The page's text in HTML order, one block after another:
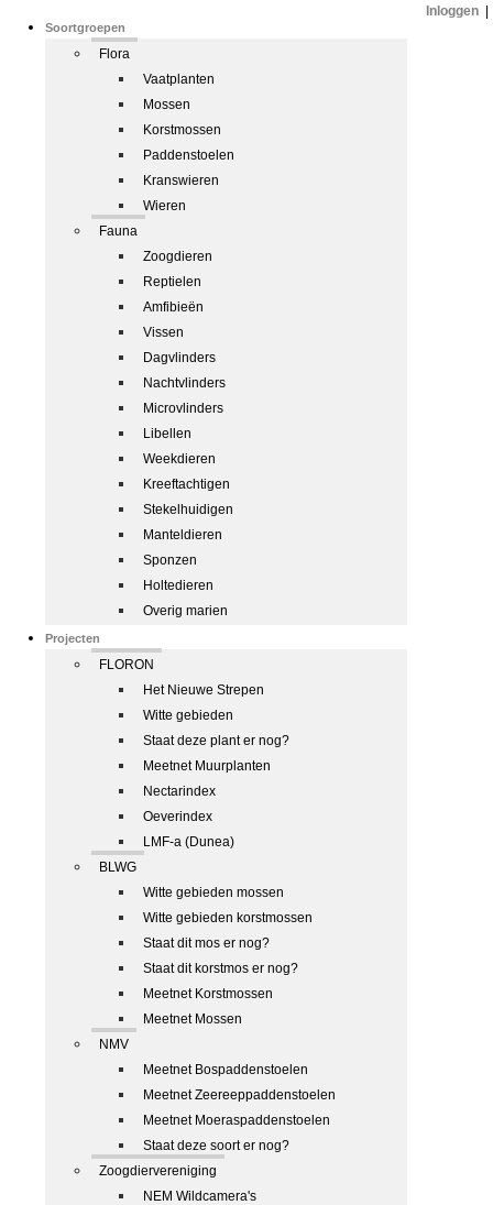
Soortgroepen
Flora
Vaatplanten
Mossen
Korstmossen
Paddenstoelen
Kranswieren
Wieren
Fauna
Zoogdieren
Reptielen
Amfibieën
Vissen
Dagvlinders
Nachtvlinders
Microvlinders
Libellen
Weekdieren
Kreeftachtigen
Stekelhuidigen
Manteldieren
Sponzen
Holtedieren
Overig marien
Projecten
FLORON
Het Nieuwe Strepen
Witte gebieden
Staat deze plant er nog?
Meetnet Muurplanten
Nectarindex
Oeverindex
LMF-a (Dunea)
BLWG
Witte gebieden mossen
Witte gebieden korstmossen
Staat dit mos er nog?
Staat dit korstmos er nog?
Meetnet Korstmossen
Meetnet Mossen
NMV
Meetnet Bospaddenstoelen
Meetnet Zeereeppaddenstoelen
Meetnet Moeraspaddenstoelen
Staat deze soort er nog?
Zoogdiervereniging
NEM Wildcamera's
Inloggen